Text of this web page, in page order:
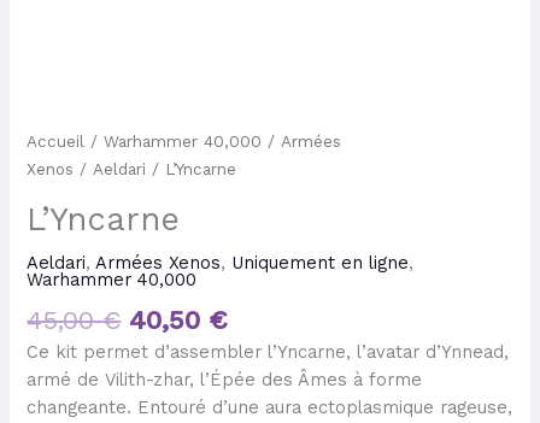
Accueil /Warhammer 40,000 /Armées
Xenos /Aeldari / L’Yncarne
L’Yncarne
Aeldari,Armées Xenos, Uniquement en ligne,
Warhammer 40,000
45,00€ 40,50 €
Ce kit permet d’assembler l’Yncarne, l’avatar d’Ynnead,
armé de Vilith-zhar, l’Épée des Âmes à forme
changeante. Entouré d’une aura ectoplasmique rageuse,